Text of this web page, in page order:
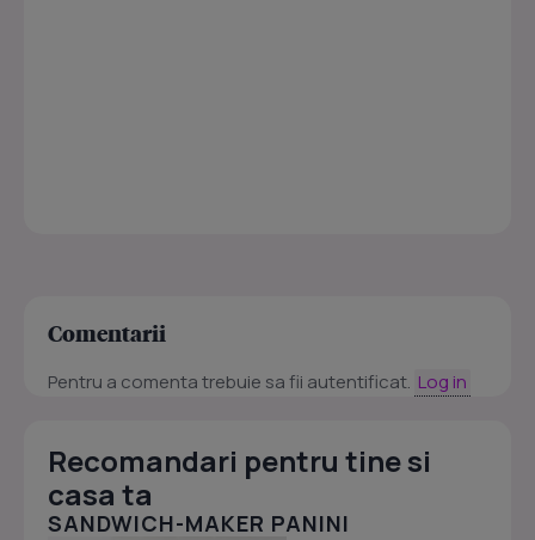
Comentarii
Pentru a comenta trebuie sa fii autentificat. Log in
Recomandari pentru tine si
casa ta
SANDWICH-MAKER PANINI